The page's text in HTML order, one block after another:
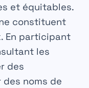
et équitables.
constituent
En participant
les
des
noms de